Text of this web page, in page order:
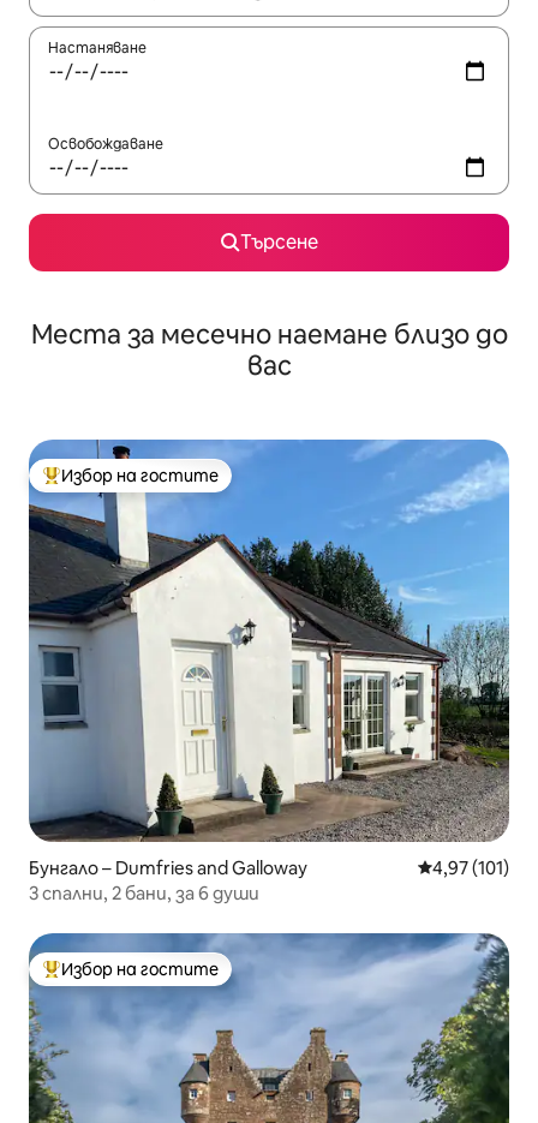
Настаняване
Освобождаване
Търсене
Места за месечно наемане близо до
вас
Най-популярен избор на гостите
Избор на гостите
Бунгало – Dumfries and Galloway Средна
4,97 (101)
3 спални, 2 бани, за 6 души
Най-популярен избор на гостите
Избор на гостите